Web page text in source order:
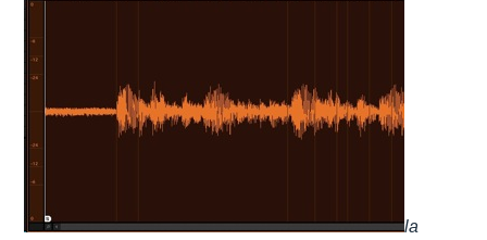
la